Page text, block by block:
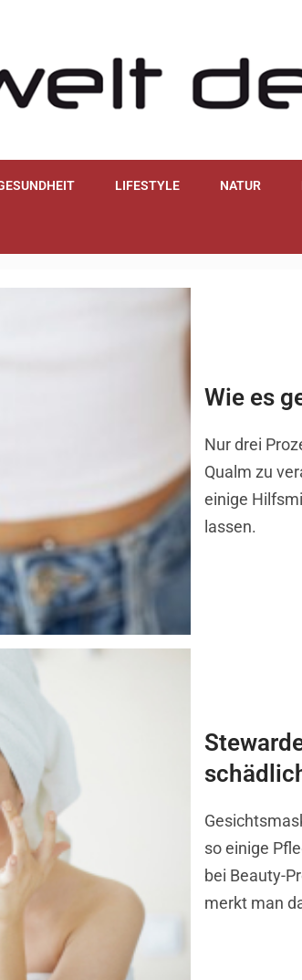
LIFESTYLE NATUR
Wie es
Nur drei
Qualm zu
einige
lassen.
so einige
bei Beauty-
merkt man